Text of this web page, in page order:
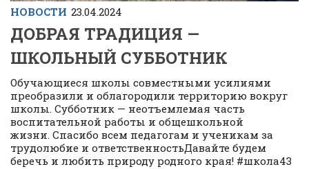
НОВОСТИ 23.04.2024
ДОБРАЯ ТРАДИЦИЯ —
ШКОЛЬНЫЙ СУББОТНИК
Обучающиеся школы совместными усилиями
преобразили и облагородили территорию вокруг
школы. Субботник — неотъемлемая часть
воспитательной работы и общешкольной
жизни. Спасибо всем педагогам и ученикам за
трудолюбие и ответственностьДавайте будем
беречь и любить природу родного края! #школа43